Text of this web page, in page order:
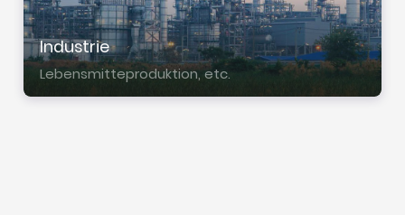
Indus­trie
Lebens­mit­tepro­duk­tion, etc.